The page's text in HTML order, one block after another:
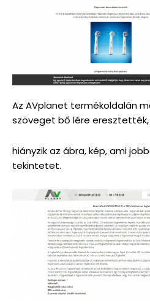
Az AVplanet termékoldalán
szöveget bő lére
hiányzik az ábra, kép, ami
tekintetet.